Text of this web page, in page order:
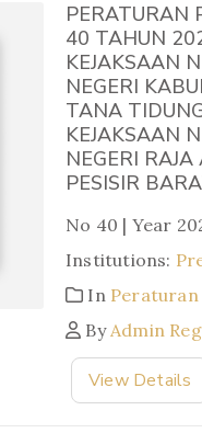
PERATURAN
40 TAHUN
KEJAKSAAN
NEGERI
TANA
KEJAKSAAN
NEGERI
PESISIR
No 40 | Year
Institutions:
In Peraturan
ByAdmin
View Details